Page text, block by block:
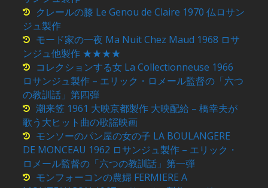
クレールの膝 Le Genou de Claire 1970 仏ロサン
ジュ製作
モード家の一夜 Ma Nuit Chez Maud 1968 ロサ
ンジュ他製作 ★★★★
コレクションする女 La Collectionneuse 1966
ロサンジュ製作 – エリック・ロメール監督の「六つ
の教訓話」第四弾
潮来笠 1961 大映京都製作 大映配給 – 橋幸夫が
歌う大ヒット曲の歌謡映画
モンソーのパン屋の女の子 LA BOULANGERE
DE MONCEAU 1962 ロサンジュ製作 – エリック・
ロメール監督の「六つの教訓話」第一弾
モンフォーコンの農婦 FERMIERE A